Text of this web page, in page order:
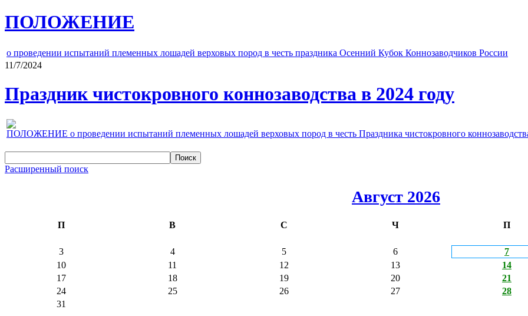
ПОЛОЖЕНИЕ
о проведении испытаний племенных лошадей верховых пород в честь праздника Осенний Кубок Коннозаводчиков России
11/7/2024
Праздник чистокровного коннозаводства в 2024 году
ПОЛОЖЕНИЕ о проведении испытаний племенных лошадей верховых пород в честь Праздника чистокровного
Расширенный поиск
Август 2026
П В С Ч П
3
4 5 6 7
10
11 12 13 14
17
18 19 20 21
24
25 26 27 28
31